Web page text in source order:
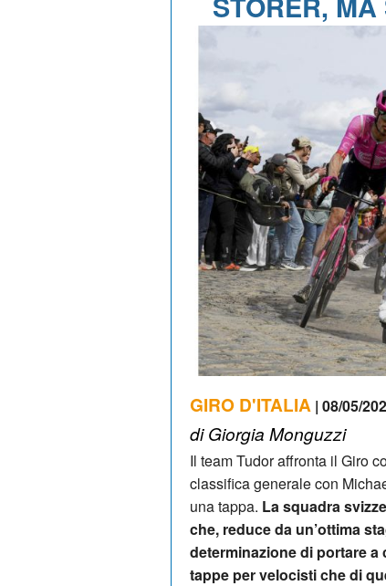
GIRO D'ITALIA | 08/05/
di Giorgia Monguzzi
Il team Tudor affronta il Giro
classifica generale con
una tappa. La squadra
che, reduce da un’ottima
determinazione di portare
tappe per velocisti che di